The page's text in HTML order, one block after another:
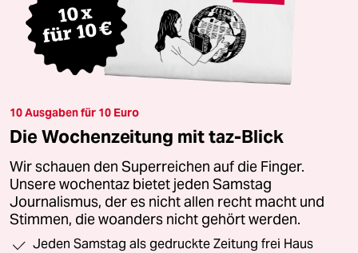
10 Ausgaben für 10 Euro
Die Wochenzeitung mit taz-Blick
Wir schauen den Superreichen auf die Finger.
Unsere wochentaz bietet jeden Samstag
Journalismus, der es nicht allen recht macht und
Stimmen, die woanders nicht gehört werden.
Jeden Samstag als gedruckte Zeitung frei Haus